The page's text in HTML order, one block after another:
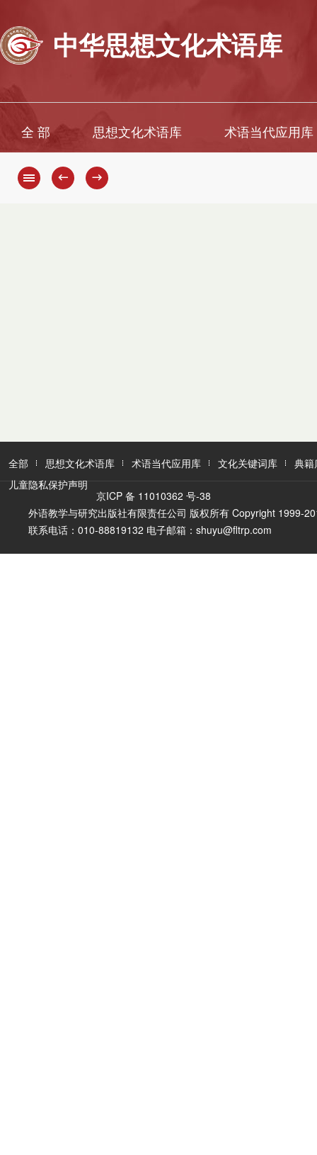
中华思想文化术语库
全 部 思想文化术语库 术语当代应用库
← →
全部 思想文化术语库 术语当代应用库 文化关键词库
典籍
儿童隐私保护声明
京ICP 备 11010362 号-38
外语教学与研究出版社有限责任公司 版权所有 Copyright 1999-
联系电话：010-88819132 电子邮箱：shuyu@fltrp.com